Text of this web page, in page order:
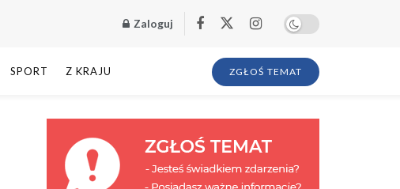
Zaloguj
SPORT Z KRAJU ZGŁOŚ TEMAT